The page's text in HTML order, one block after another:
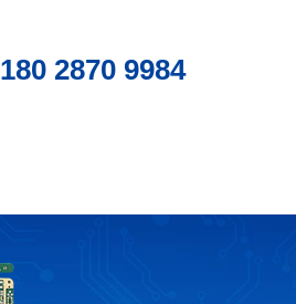
180 2870 9984